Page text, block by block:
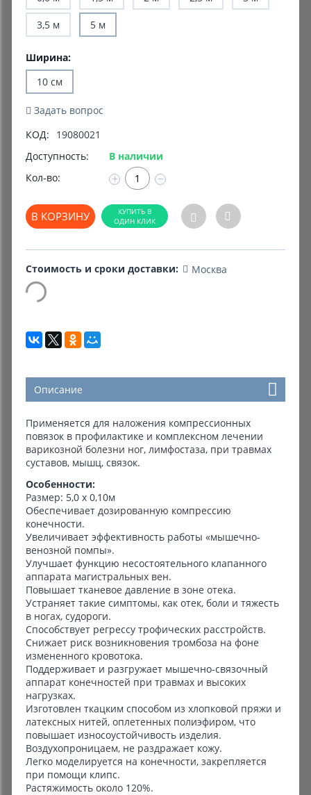
Комиссионные товары
Прокат средств реабилитации
3,5 м 5 м
Ширина:
10 см
Задать вопрос
КОД:
19080021
Доступность:
В наличии
Кол-во:
+ −
В КОРЗИНУ
Стоимость и сроки доставки: Москва
Описание
Применяется для наложения компрессионных
повязок в профилактике и комплексном лечении
варикозной болезни ног, лимфостаза, при травмах
суставов, мышц, связок.
Особенности:
Размер: 5,0 х 0,10м
Обеспечивает дозированную компрессию
конечности.
Увеличивает эффективность работы «мышечно-
венозной помпы».
Улучшает функцию несостоятельного клапанного
аппарата магистральных вен.
Повышает тканевое давление в зоне отека.
Устраняет такие симптомы, как отек, боли и тяжесть
в ногах, судороги.
Способствует регрессу трофических расстройств.
Снижает риск возникновения тромбоза на фоне
измененного кровотока.
Поддерживает и разгружает мышечно-связочный
аппарат конечностей при травмах и высоких
нагрузках.
Изготовлен ткацким способом из хлопковой пряжи и
латексных нитей, оплетенных полиэфиром, что
повышает износоустойчивость изделия.
Воздухопроницаем, не раздражает кожу.
Легко моделируется на конечности, закрепляется
при помощи клипс.
Растяжимость около 120%.